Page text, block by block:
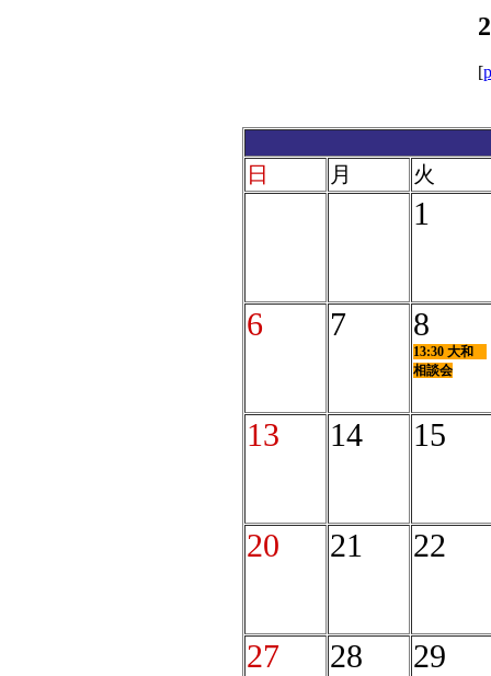
[
日 月 火
1
6 7 8
13:30 大和
相談会
13 14 15
20 21 22
27 28 29